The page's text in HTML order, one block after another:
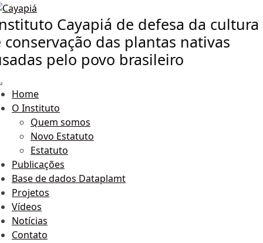
Cayapiá de defesa da cultura
conservação das plantas nativas
pelo povo brasileiro
Home
O Instituto
Quem somos
Novo Estatuto
Estatuto
Publicações
Base de dados Dataplamt
Projetos
Vídeos
Notícias
Contato